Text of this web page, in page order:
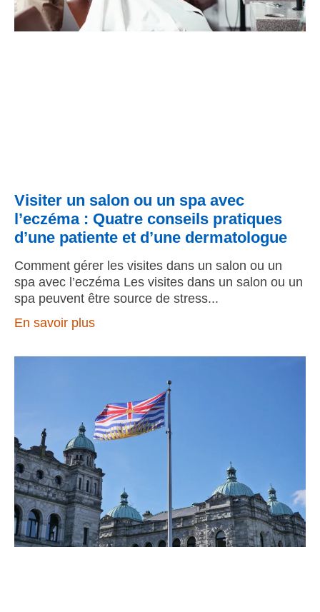
Visiter un salon ou un spa avec
l’eczéma : Quatre conseils pratiques
d’une patiente et d’une dermatologue
Comment gérer les visites dans un salon ou un
spa avec l’eczéma Les visites dans un salon ou un
spa peuvent être source de stress
En savoir plus